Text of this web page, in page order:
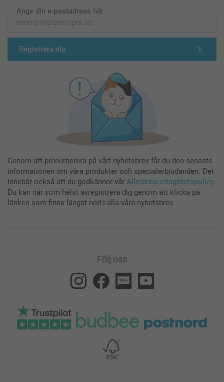
Ange din e-postadress här
Registrera dig
Genom att prenumerera på vårt nyhetsbrev får du den senaste
informationen om våra produkter och specialerbjudanden. Det
innebär också att du godkänner vår Allmänna integritetspolicy.
Du kan när som helst avregistrera dig genom att klicka på
länken som finns längst ned i alla våra nyhetsbrev.
Följ oss